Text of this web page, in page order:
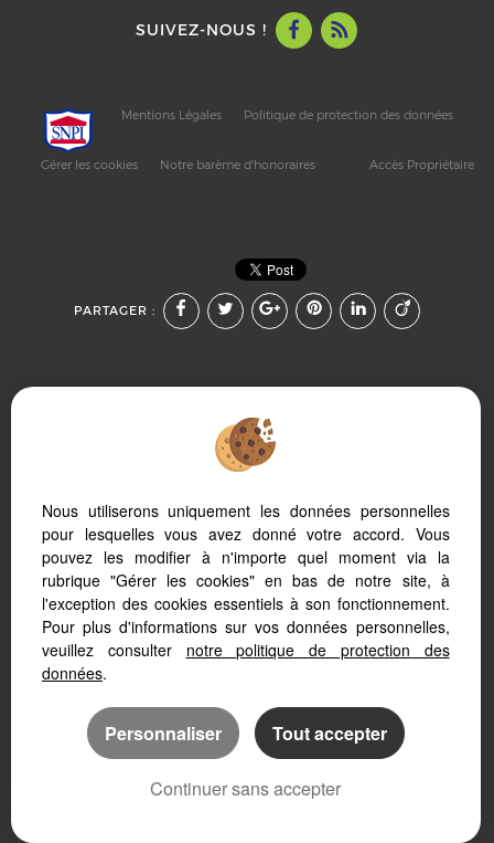
SUIVEZ-NOUS !
Mentions Légales Politique de protection des données
Gérer les cookies Notre barème d'honoraires Accès Propriétaire
PARTAGER :
votre PC, votre tablette ou votre smartphone, notre site
s’adapte automatiquement aux différents types d'écrans
Logiciel transaction
Création site immobilier
Référencement site immobilier
Nous utiliserons uniquement les données personnelles
pour lesquelles vous avez donné votre accord. Vous
pouvez les modifier à n'importe quel moment via la
rubrique "Gérer les cookies" en bas de notre site, à
l'exception des cookies essentiels à son fonctionnement.
Pour plus d'informations sur vos données personnelles,
veuillez consulter notre politique de protection des
données.
Personnaliser Tout accepter
Continuer sans accepter